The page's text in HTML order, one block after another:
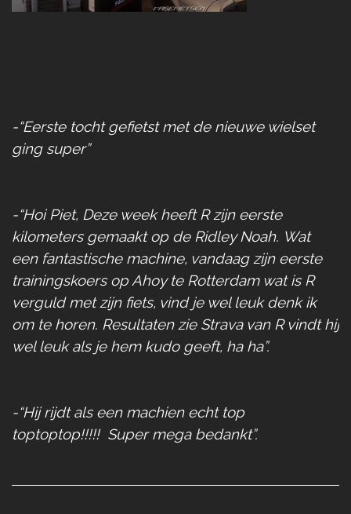
-“Eerste tocht gefietst met de nieuwe wielset
ging super”
-“Hoi Piet, Deze week heeft R zijn eerste
kilometers gemaakt op de Ridley Noah. Wat
een fantastische machine, vandaag zijn eerste
trainingskoers op Ahoy te Rotterdam wat is R
verguld met zijn fiets, vind je wel leuk denk ik
om te horen. Resultaten zie Strava van R vindt hij
wel leuk als je hem kudo geeft, ha ha”.
-“Hij rijdt als een machien echt top
toptoptop!!!!! Super mega bedankt”.